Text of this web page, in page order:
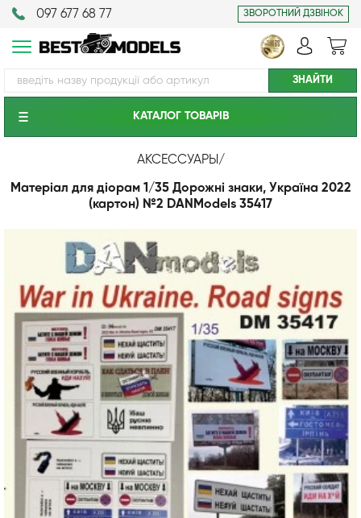
097 677 68 77 ЗВОРОТНИЙ ДЗВІНОК
КАТАЛОГ ТОВАРIВ
АКСЕССУАРЫ /
Матеріал для діорам 1/35 Дорожні знаки, Україна 2022
(картон) №2 DANModels 35417